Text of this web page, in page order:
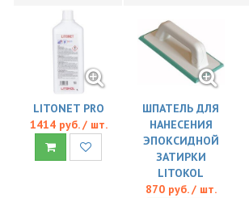
LITONET PRO
1414 руб. / шт.
ШПАТЕЛЬ ДЛЯ
НАНЕСЕНИЯ
ЭПОКСИДНОЙ
ЗАТИРКИ
LITOKOL
870 руб. / шт.